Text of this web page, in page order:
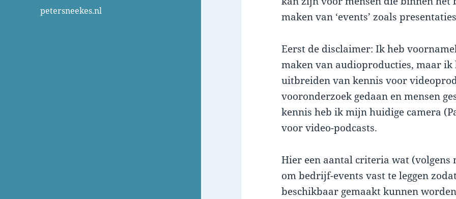
petersneekes.nl
maken van ‘events’ zoals
Eerst de disclaimer: Ik heb
maken van audioproducties, maar
uitbreiden van kennis voor
vooronderzoek gedaan en mensen
kennis heb ik mijn huidige camera
voor video-podcasts.
Hier een aantal criteria wat (volgens
om bedrijf-events vast te leggen
beschikbaar gemaakt kunnen